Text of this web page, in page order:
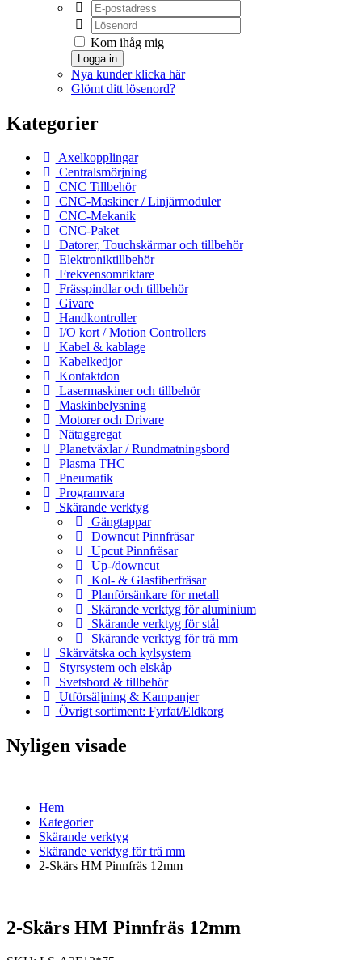
Kom ihåg mig
Logga in
Nya kunder klicka här
Glömt ditt lösenord?
Kategorier
Axelkopplingar
Centralsmörjning
CNC Tillbehör
CNC-Maskiner / Linjärmoduler
CNC-Mekanik
CNC-Paket
Datorer, Touchskärmar och tillbehör
Elektroniktillbehör
Frekvensomriktare
Frässpindlar och tillbehör
Givare
Handkontroller
I/O kort / Motion Controllers
Kabel & kablage
Kabelkedjor
Kontaktdon
Lasermaskiner och tillbehör
Maskinbelysning
Motorer och Drivare
Nätaggregat
Planetväxlar / Rundmatningsbord
Plasma THC
Pneumatik
Programvara
Skärande verktyg
Gängtappar
Downcut Pinnfräsar
Upcut Pinnfräsar
Up-/downcut
Kol- & Glasfiberfräsar
Planförsänkare för metall
Skärande verktyg för aluminium
Skärande verktyg för stål
Skärande verktyg för trä mm
Skärvätska och kylsystem
Styrsystem och elskåp
Svetsbord & tillbehör
Utförsäljning & Kampanjer
Övrigt sortiment: Fyrfat/Eldkorg
Nyligen visade
Hem
Kategorier
Skärande verktyg
Skärande verktyg för trä mm
2-Skärs HM Pinnfräs 12mm
2-Skärs HM Pinnfräs 12mm